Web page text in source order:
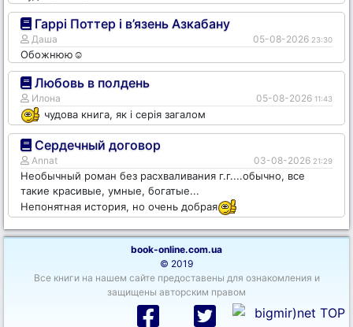
Гаррі Поттер і в’язень Азкабану
Даша 05-08-2026 23:30
Обожнюю☺️
Любовь в полдень
Илона 05-08-2026 11:43
чудова книга, як і серія загалом
Сердечный договор
Annat 03-08-2026 21:29
Необычный роман без расхваливания г.г....обычно, все
такие красивые, умные, богатые...
Непонятная история, но очень добрая
book-online.com.ua
© 2019
Все книги на нашем сайте предоставены для ознакомления и
защищены авторским правом